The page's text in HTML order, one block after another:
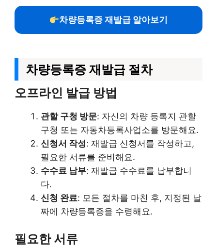
차량등록증 재발급 알아보기
차량등록증 재발급 절차
오프라인 발급 방법
관할 구청 방문: 자신의 차량 등록지 관할
구청 또는 자동차등록사업소를 방문해요.
신청서 작성: 재발급 신청서를 작성하고,
필요한 서류를 준비해요.
수수료 납부: 재발급 수수료를 납부합니
다.
신청 완료: 모든 절차를 마친 후, 지정된 날
짜에 차량등록증을 수령해요.
필요한 서류